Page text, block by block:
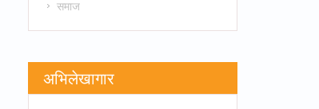
समाज
अभिलेखागार